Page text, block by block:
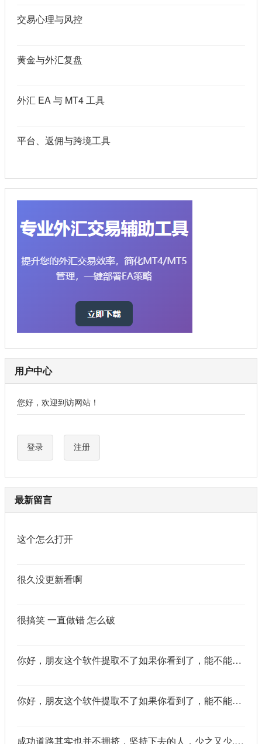
交易心理与风控
黄金与外汇复盘
外汇 EA 与 MT4 工具
平台、返佣与跨境工具
用户中心
您好，欢迎到访网站！
登录 注册
最新留言
这个怎么打开
很久没更新看啊
很搞笑 一直做错 怎么破
你好，朋友这个软件提取不了如果你看到了，能不能把这个纯净版的发我邮箱里不
你好，朋友这个软件提取不了如果你看到了，能不能把这个纯净版的发我邮箱里不
成功道路其实也并不拥挤，坚持下去的人，少之又少,说的真好